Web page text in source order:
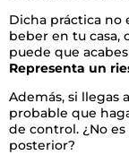
Dicha práctica no
beber en tu casa,
puede que
Representa un
Además, si llegas
probable que
de control. ¿No
posterior?